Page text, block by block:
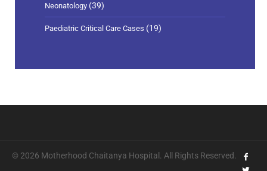
Neonatology (39)
Paediatric Critical Care Cases (19)
© 2026 Motherhood Chaitanya Hospital. All Rights Reserved.